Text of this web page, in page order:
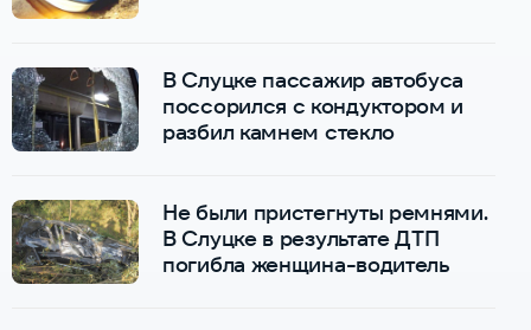
В Слуцке пассажир автобуса
поссорился с кондуктором и
разбил камнем стекло
Не были пристегнуты ремнями.
В Слуцке в результате ДТП
погибла женщина-водитель